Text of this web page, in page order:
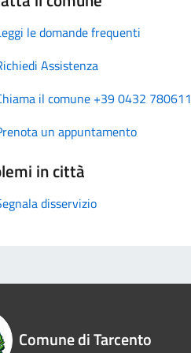
le domande frequenti
Assistenza
il comune +39 0432 780611
un appuntamento
in città
disservizio
Comune di Tarcento